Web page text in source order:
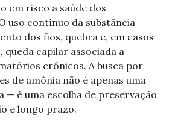
em risco a saúde dos
uso contínuo da substância
dos fios, quebra e, em casos
queda capilar associada a
crônicos. A busca por
de amônia não é apenas uma
— é uma escolha de preservação
e longo prazo.